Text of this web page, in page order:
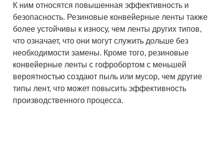
К ним относятся повышенная эффективность и
безопасность. Резиновые конвейерные ленты также
более устойчивы к износу, чем ленты других типов,
что означает, что они могут служить дольше без
необходимости замены. Кроме того, резиновые
конвейерные ленты с гофробортом с меньшей
вероятностью создают пыль или мусор, чем другие
типы лент, что может повысить эффективность
производственного процесса.